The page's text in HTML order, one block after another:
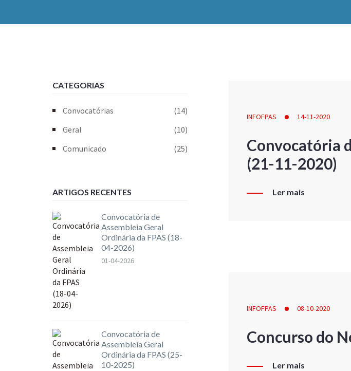
INFOFPAS 14-11-2020
Convocatória
(21-11-2020)
Ler mais
INFOFPAS 08-10-2020
Concurso do
Ler mais
CATEGORIAS
Convocatórias
(14)
Geral
(10)
Comunicado
(25)
ARTIGOS RECENTES
Convocatória de
Assembleia Geral
Ordinária da FPAS (18-
04-2026)
01-04-2026
Convocatória de
Assembleia Geral
Ordinária da FPAS (25-
10-2025)